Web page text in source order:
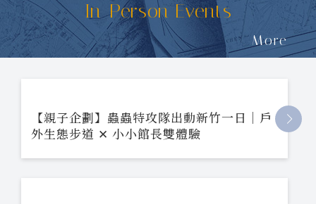
In-Person Events
More
【親子企劃】蟲蟲特攻隊出動新竹一日｜戶
外生態步道 ✕ 小小館長雙體驗